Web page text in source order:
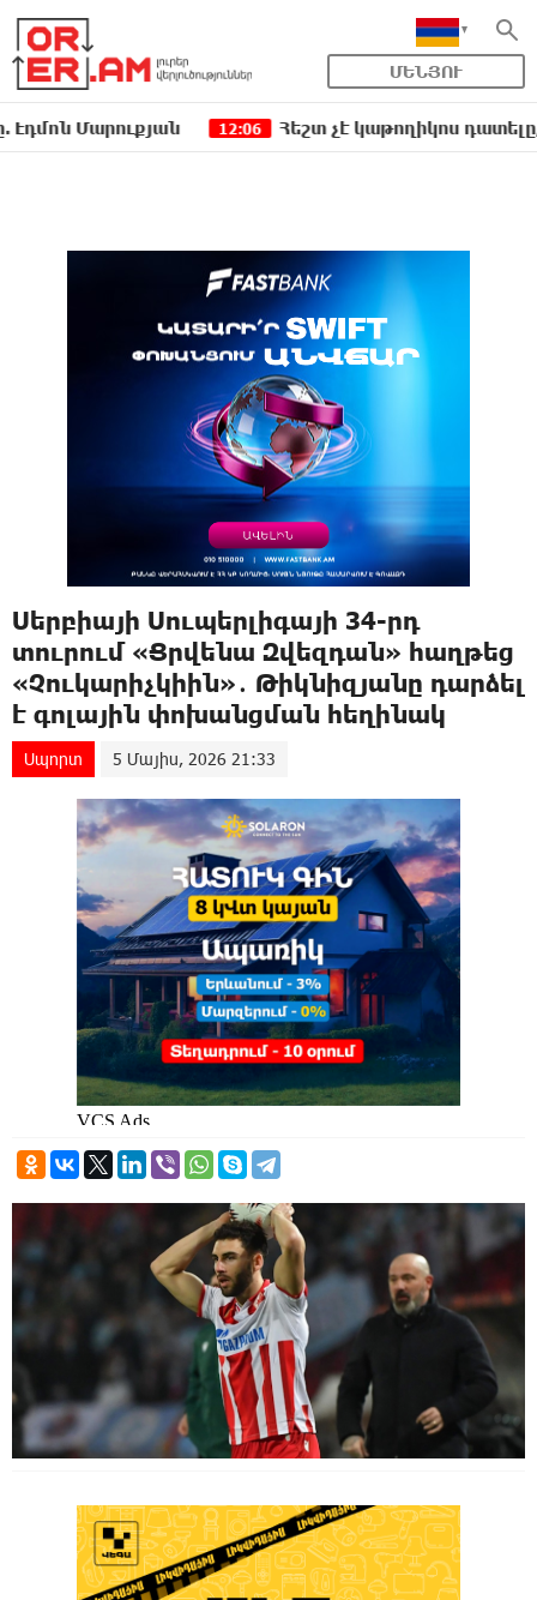
ՄԵՆՅՈՒ
12:06 Հեշտ չէ կաթողիկոս դատելը,
Սերբիայի Սուպերլիգայի 34-րդ
տուրում «Ցրվենա Զվեզդան» հաղթեց
«Չուկարիչկիին»․ Թիկնիզյանը դարձել
է գոլային փոխանցման հեղինակ
Սպորտ 5 Մայիս, 2026 21:33